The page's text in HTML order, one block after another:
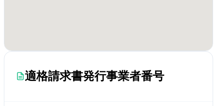
適格請求書発行事業者番号